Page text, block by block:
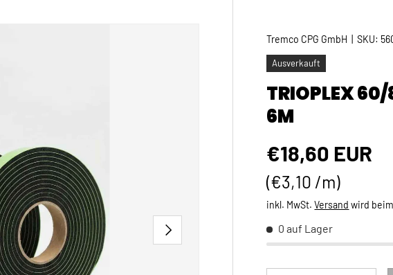
NÄCHSTE
Tremco CPG GmbH |SKU:
Ausverkauft
TRIOPLEX
6M
Normaler
€18,60 EUR
Grundpreis
€3,10 /m
inkl. MwSt.Versand wird
0 auf Lager